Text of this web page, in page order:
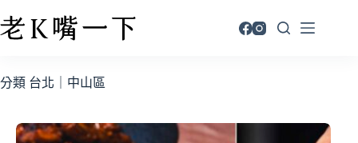
分類 台北｜中山區